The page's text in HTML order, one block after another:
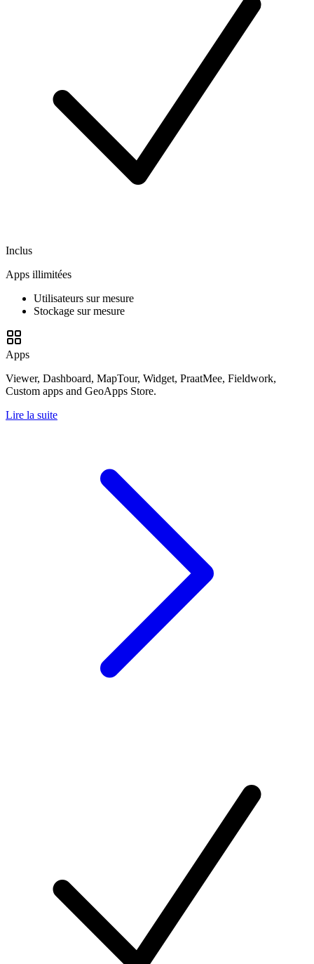
Inclus
Apps illimitées
Utilisateurs sur mesure
Stockage sur mesure
Apps
Viewer, Dashboard, MapTour, Widget, PraatMee, Fieldwork,
Custom apps and GeoApps Store.
Lire la suite